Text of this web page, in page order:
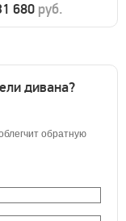
680 руб.
дивана?
обратную